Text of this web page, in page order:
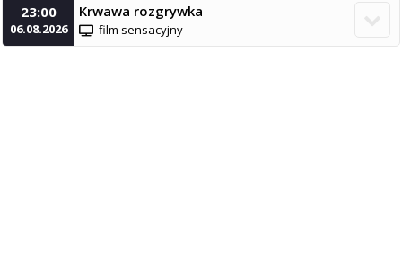
23:00
06.08.2026
Krwawa rozgrywka
film sensacyjny